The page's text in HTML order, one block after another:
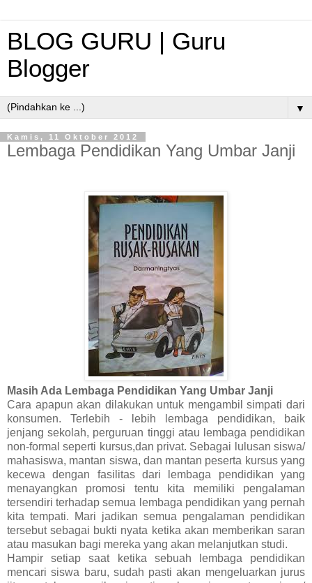
BLOG GURU | Guru
Blogger
▼
Kamis, 11 Oktober 2012
Lembaga Pendidikan Yang Umbar Janji
Masih Ada Lembaga Pendidikan Yang Umbar Janji
Cara apapun akan dilakukan untuk mengambil simpati dari
konsumen. Terlebih - lebih lembaga pendidikan, baik
jenjang sekolah, perguruan tinggi atau lembaga pendidikan
non-formal seperti kursus,dan privat. Sebagai lulusan siswa/
mahasiswa, mantan siswa, dan mantan peserta kursus yang
kecewa dengan fasilitas dari lembaga pendidikan yang
menayangkan promosi tentu kita memiliki pengalaman
tersendiri terhadap semua lembaga pendidikan yang pernah
kita tempati. Mari jadikan semua pengalaman pendidikan
tersebut sebagai bukti nyata ketika akan memberikan saran
atau masukan bagi mereka yang akan melanjutkan studi.
Hampir setiap saat ketika sebuah lembaga pendidikan
mencari siswa baru, sudah pasti akan mengeluarkan jurus